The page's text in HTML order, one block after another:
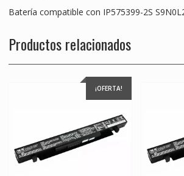
Batería compatible con IP575399-2S
Productos relacionados
¡OFERTA!